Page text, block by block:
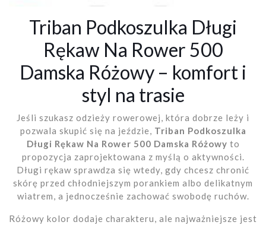
Triban Podkoszulka Długi
Rękaw Na Rower 500
Damska Różowy – komfort i
styl na trasie
Jeśli szukasz odzieży rowerowej, która dobrze leży i
pozwala skupić się na jeździe, Triban Podkoszulka
Długi Rękaw Na Rower 500 Damska Różowy to
propozycja zaprojektowana z myślą o aktywności.
Długi rękaw sprawdza się wtedy, gdy chcesz chronić
skórę przed chłodniejszym porankiem albo delikatnym
wiatrem, a jednocześnie zachować swobodę ruchów.
Różowy kolor dodaje charakteru, ale najważniejsze jest